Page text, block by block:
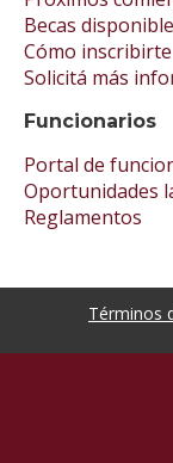
Becas
Cómo inscribirte
Solicitá más
Funcionarios
Portal de
Oportunidades
Reglamentos
Términos